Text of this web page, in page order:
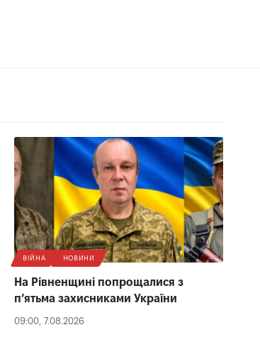
ВІЙНА НОВИНИ
На Рівненщині попрощалися з
п’ятьма захисниками України
09:00, 7.08.2026